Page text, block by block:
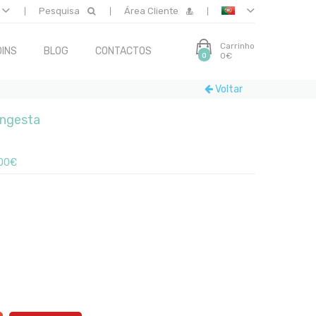
Pesquisa Área Cliente
BLOG CONTACTOS 0
Carrinho
0€
Voltar